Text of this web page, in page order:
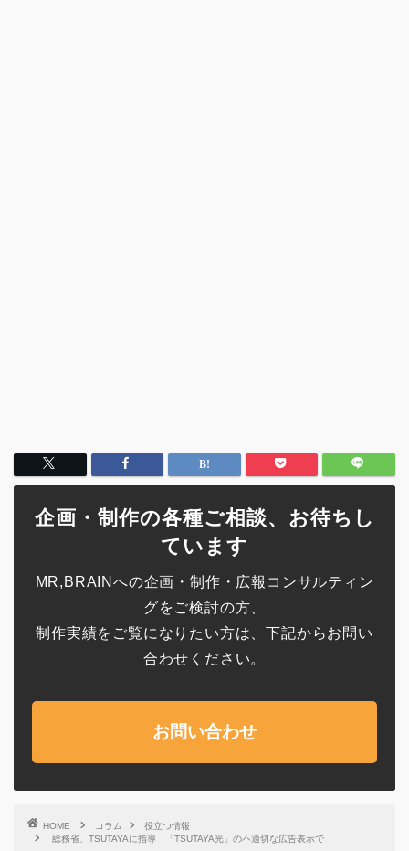
企画・制作の各種ご相談、お待ちし
ています
MR,BRAINへの企画・制作・広報コンサルティン
グをご検討の方、
制作実績をご覧になりたい方は、下記からお問い
合わせください。
お問い合わせ
HOME コラム
役立つ情報
総務省、TSUTAYAに指導 「TSUTAYA光」の不適切な広告表示で